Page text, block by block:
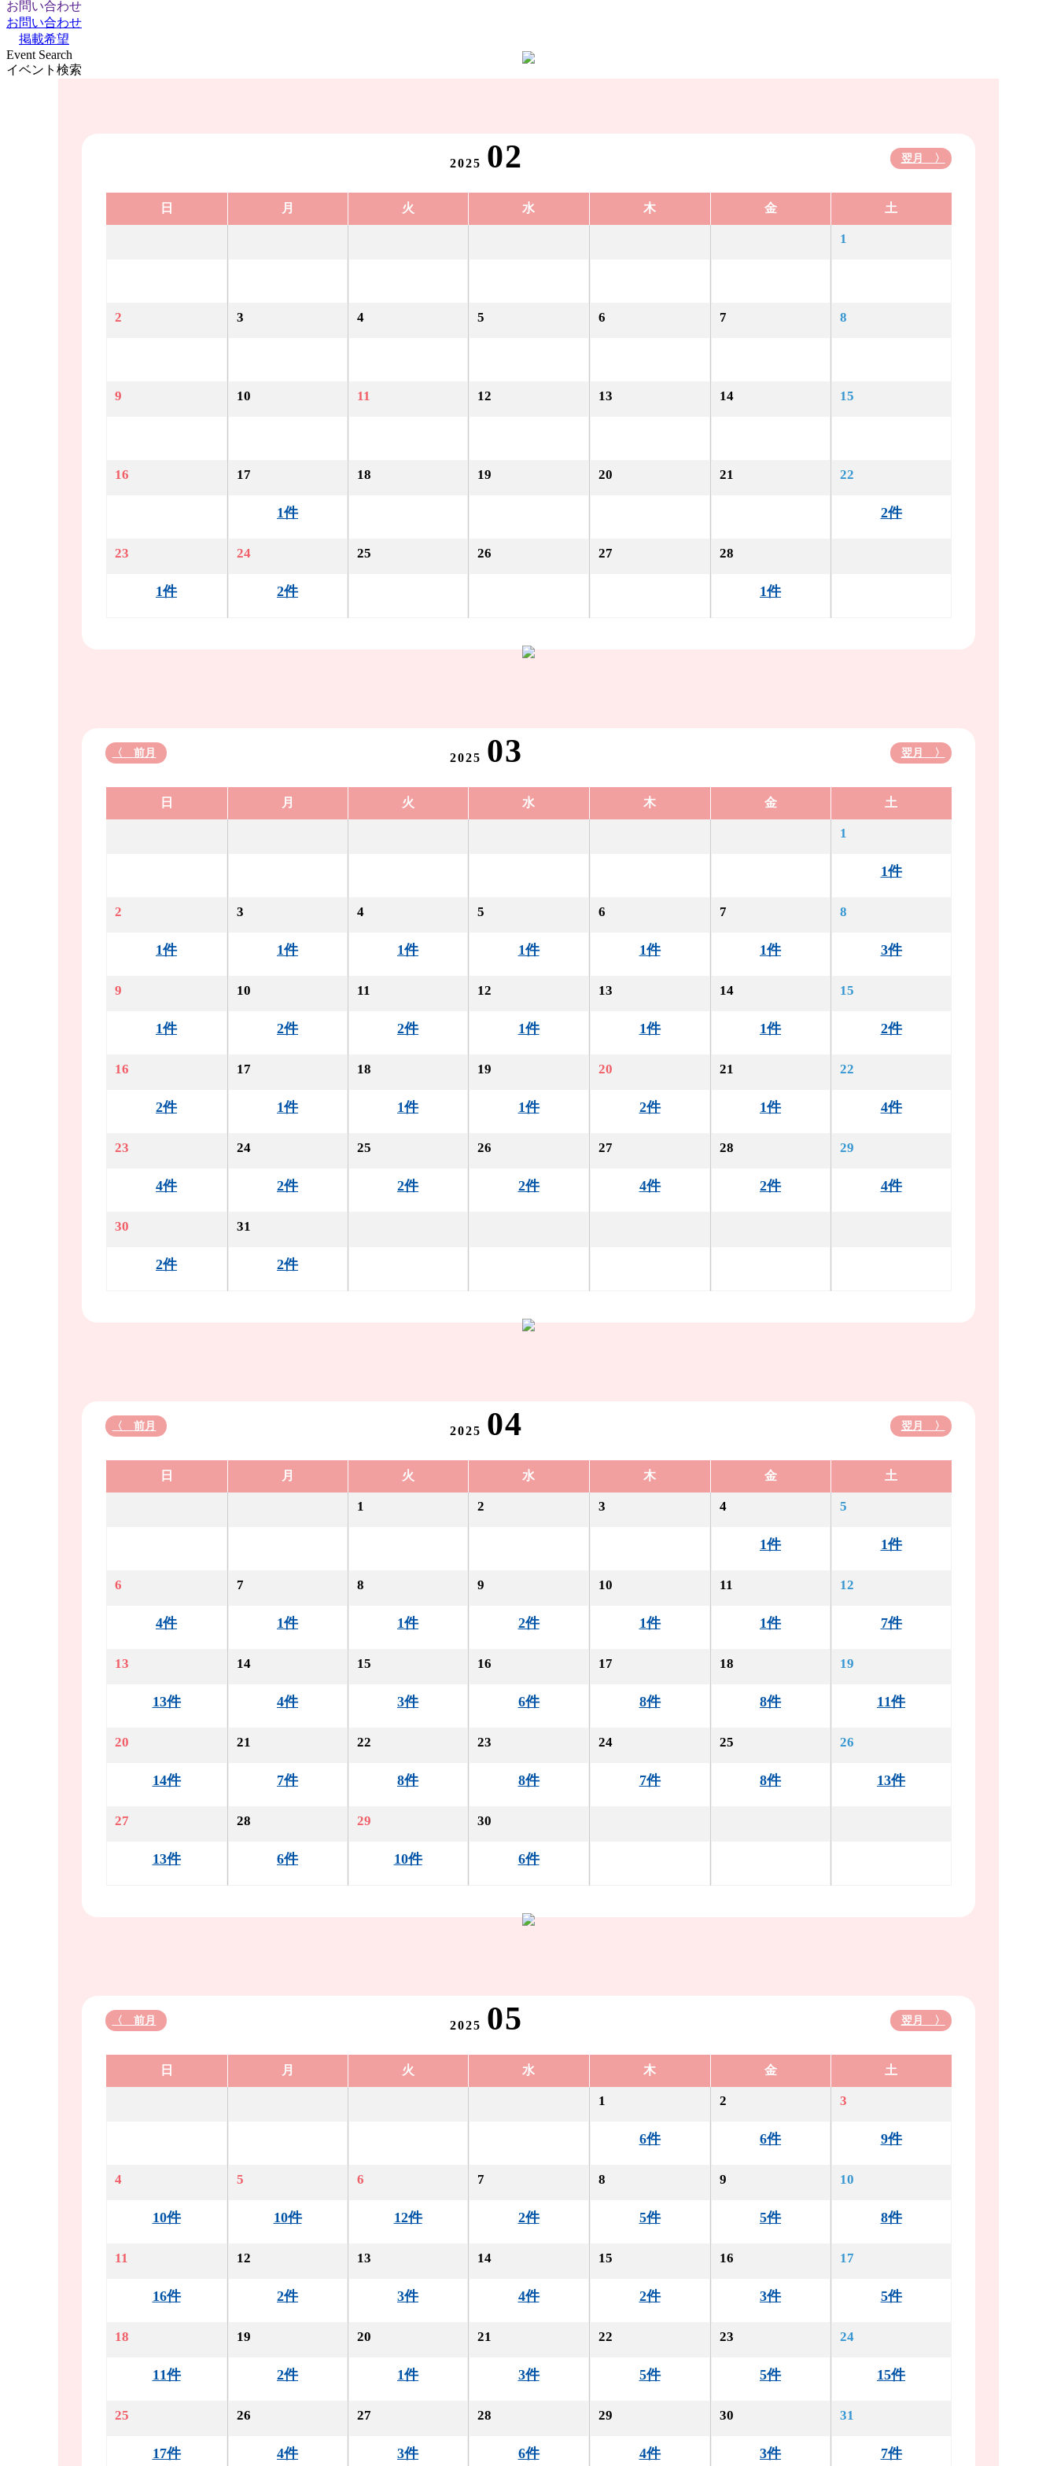
お問い合わせ
お問い合わせ
掲載希望
Event Search
イベント検索
2025 02 翌月 〉
日 月 火 水 木 金 土
1
2 3 4 5 6 7 8
9 10 11 12 13 14 15
16 17
1件
18 19 20 21 22
2件
23
1件
24
2件
25 26 27 28
1件
2025 03
〈 前月 翌月 〉
日 月 火 水 木 金 土
1
1件
2
1件
3
1件
4
1件
5
1件
6
1件
7
1件
8
3件
9
1件
10
2件
11
2件
12
1件
13
1件
14
1件
15
2件
16
2件
17
1件
18
1件
19
1件
20
2件
21
1件
22
4件
23
4件
24
2件
25
2件
26
2件
27
4件
28
2件
29
4件
30
2件
31
2件
2025 04
〈 前月 翌月 〉
日 月 火 水 木 金 土
1 2 3 4
1件
5
1件
6
4件
7
1件
8
1件
9
2件
10
1件
11
1件
12
7件
13
13件
14
4件
15
3件
16
6件
17
8件
18
8件
19
11件
20
14件
21
7件
22
8件
23
8件
24
7件
25
8件
26
13件
27
13件
28
6件
29
10件
30
6件
2025 05
〈 前月 翌月 〉
日 月 火 水 木 金 土
1
6件
2
6件
3
9件
4
10件
5
10件
6
12件
7
2件
8
5件
9
5件
10
8件
11
16件
12
2件
13
3件
14
4件
15
2件
16
3件
17
5件
18
11件
19
2件
20
1件
21
3件
22
5件
23
5件
24
15件
25
17件
26
4件
27
3件
28
6件
29
4件
30
3件
31
7件